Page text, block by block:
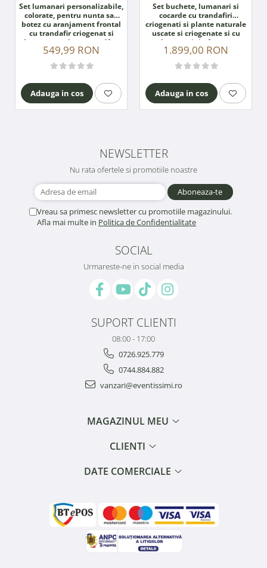
Set lumanari personalizabile,
colorate, pentru nunta sau
botez cu aranjament frontal
cu trandafir criogenat si
plante naturale uscate, 40 cm
(Alb / Roz)
549,99 RON
Adauga in cos
Set buchete, lumanari si
cocarde cu trandafiri
criogenati si plante naturale
uscate si criogenate si cu
lumanari tip fagure
1.899,00 RON
Adauga in cos
NEWSLETTER
Nu rata ofertele si promotiile noastre
Vreau sa primesc newsletter cu promotiile magazinului.
Afla mai multe in Politica de Confidentialitate
SOCIAL
Urmareste-ne in social media
SUPORT CLIENTI
08:00 - 17:00
0726.925.779
0744.884.882
vanzari@eventissimi.ro
MAGAZINUL MEU
CLIENTI
DATE COMERCIALE